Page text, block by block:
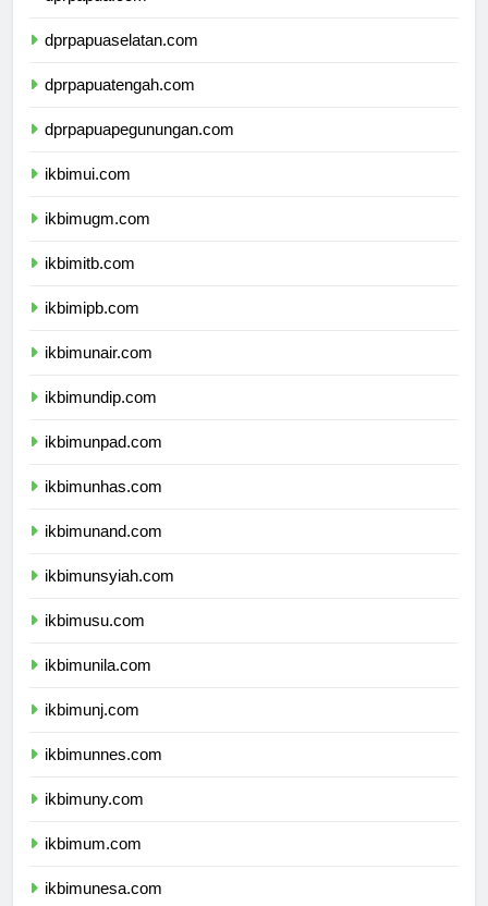
dprpapuaselatan.com
dprpapuatengah.com
dprpapuapegunungan.com
ikbimui.com
ikbimugm.com
ikbimitb.com
ikbimipb.com
ikbimunair.com
ikbimundip.com
ikbimunpad.com
ikbimunhas.com
ikbimunand.com
ikbimunsyiah.com
ikbimusu.com
ikbimunila.com
ikbimunj.com
ikbimunnes.com
ikbimuny.com
ikbimum.com
ikbimunesa.com